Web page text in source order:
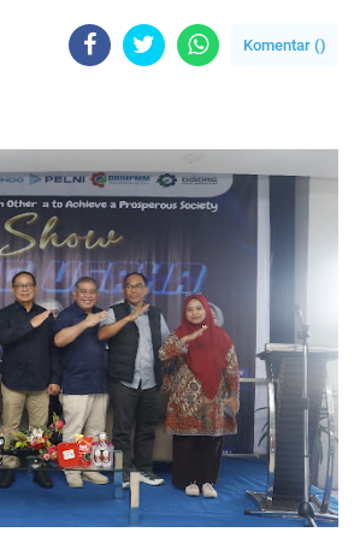
Komentar ()